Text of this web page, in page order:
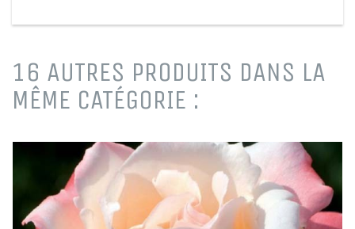
Vivaces
Conifères
Conifères
Conifères de greffe
Plantes vertes
Fleurs
Plantes vertes
Graines et bulbes
Petits jardins
Parfumés
Anglais et miniatures
fruitiers
Arbres fruitiers
Petits fruits
Agrumes
Fruitiers nains et formés
16 AUTRES PRODUITS DANS LA
MÊME CATÉGORIE :